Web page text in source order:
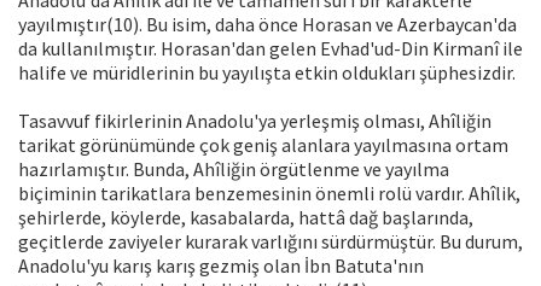
yayılmıştır(10). Bu isim, daha önce Horasan ve Azerbaycan'da
da kullanılmıştır. Horasan'dan gelen Evhad'ud-Din Kirmanî ile
halife ve müridlerinin bu yayılışta etkin oldukları şüphesizdir.
Tasavvuf fikirlerinin Anadolu'ya yerleşmiş olması, Ahîliğin
tarikat görünümünde çok geniş alanlara yayılmasına ortam
hazırlamıştır. Bunda, Ahîliğin örgütlenme ve yayılma
biçiminin tarikatlara benzemesinin önemli rolü vardır. Ahîlik,
şehirlerde, köylerde, kasabalarda, hattâ dağ başlarında,
geçitlerde zaviyeler kurarak varlığını sürdürmüştür. Bu durum,
Anadolu'yu karış karış gezmiş olan İbn Batuta'nın